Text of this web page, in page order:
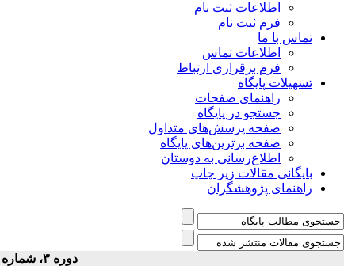
اطلاعات ثبت نام
فرم ثبت نام
تماس با ما
اطلاعات تماس
فرم برقراری ارتباط
تسهیلات پایگاه
راهنمای صفحات
جستجو در پایگاه
صفحه پرسش‌های متداول
صفحه برترین‌های پایگاه
اطلاع‌رسانی به دوستان
بایگانی مقالات زیر چاپ
راهنمای پژوهشگران
دوره ۳، شماره ۱ - ( بهار ۱۴۰۰ )